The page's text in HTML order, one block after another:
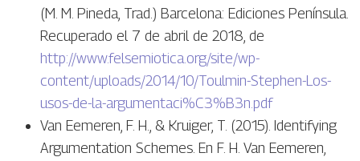
(M. M. Pineda, Trad.) Barcelona: Ediciones Península.
Recuperado el 7 de abril de 2018, de
http://www.felsemiotica.org/site/wp-
content/uploads/2014/10/Toulmin-Stephen-Los-
usos-de-la-argumentaci%C3%B3n.pdf
Van Eemeren, F. H., & Kruiger, T. (2015). Identifying
Argumentation Schemes. En F. H. Van Eemeren,